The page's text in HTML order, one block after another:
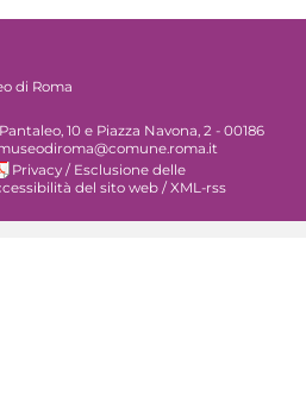
di Roma
10 e Piazza Navona, 2 - 00186
Privacy / Esclusione delle
del sito web / XML-rss